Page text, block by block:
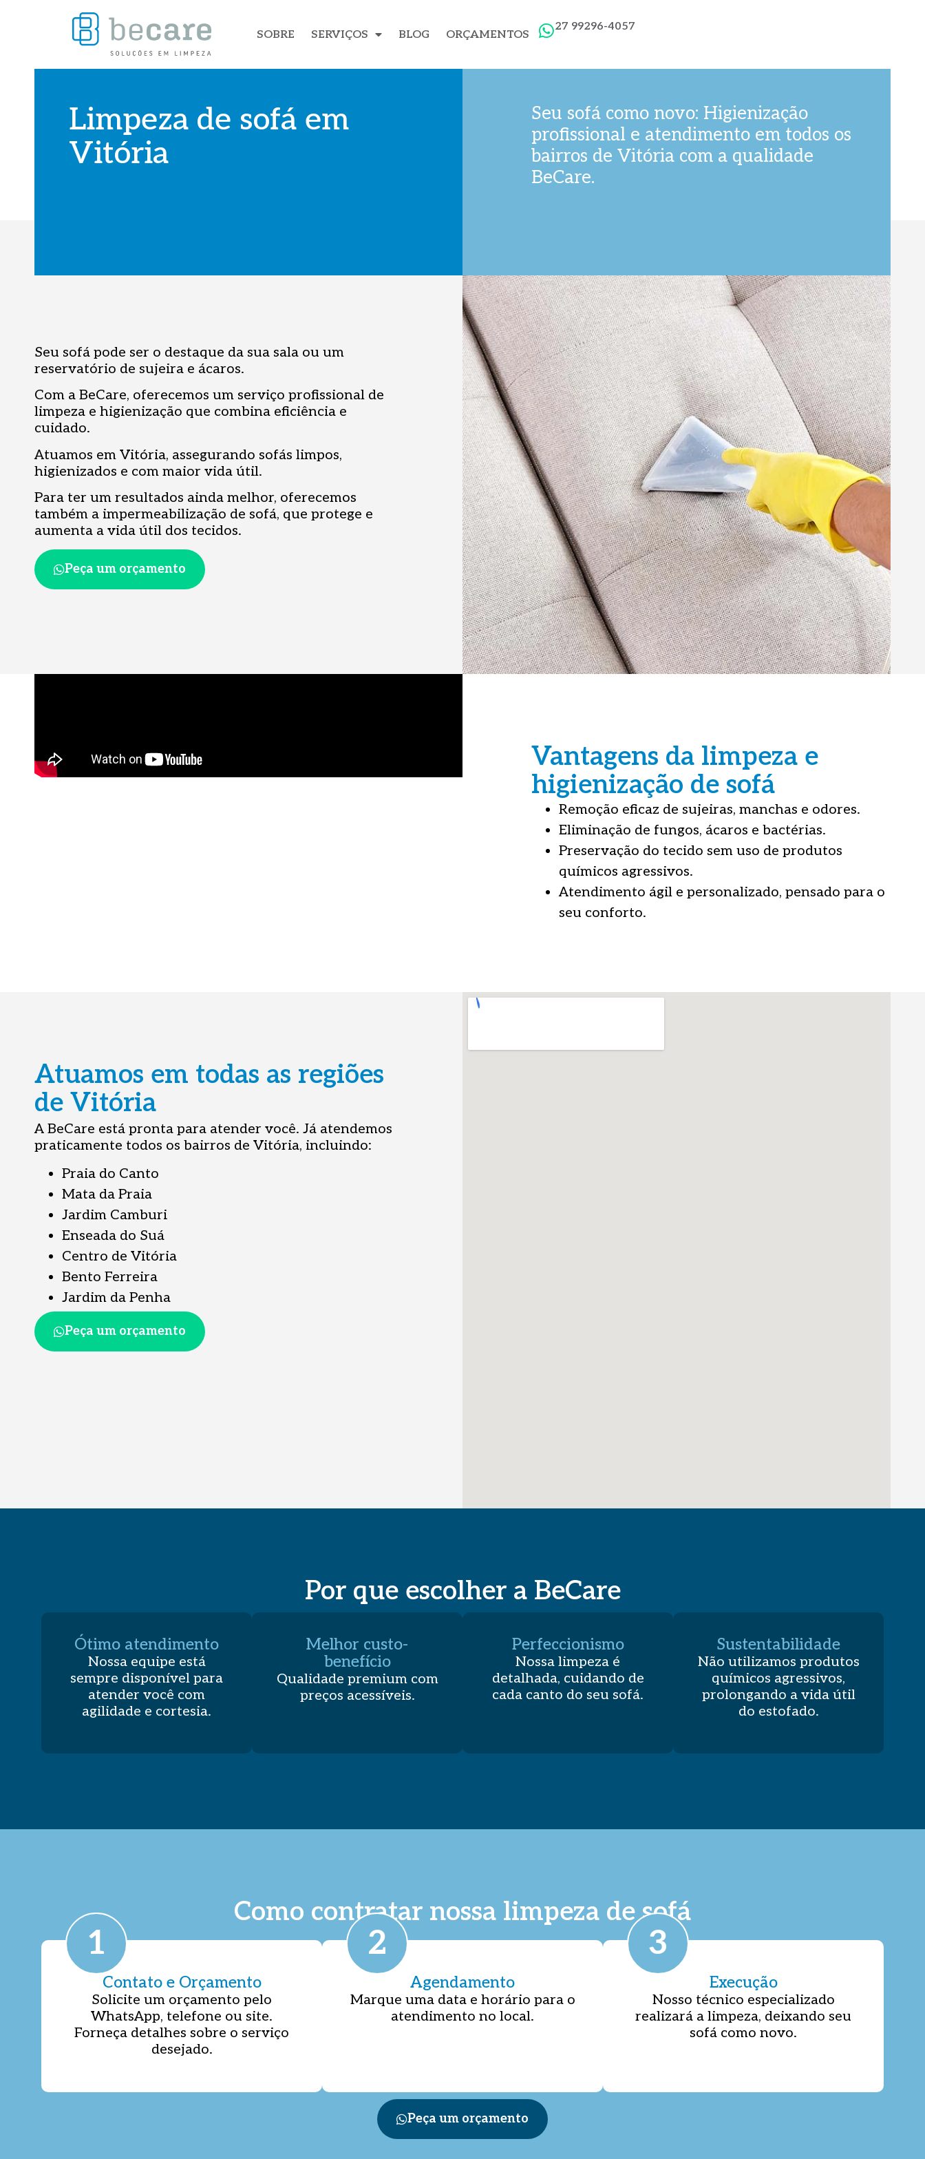
SOBRE SERVIÇOS BLOG ORÇAMENTOS
27 99296-4057
Limpeza de sofá em
Vitória
Seu sofá como novo: Higienização
profissional e atendimento em todos os
bairros de Vitória com a qualidade
BeCare.
Seu sofá pode ser o destaque da sua sala ou um
reservatório de sujeira e ácaros.
Com a BeCare, oferecemos um serviço profissional de
limpeza e higienização que combina eficiência e
cuidado.
Atuamos em Vitória, assegurando sofás limpos,
higienizados e com maior vida útil.
Para ter um resultados ainda melhor, oferecemos
também a impermeabilização de sofá, que protege e
aumenta a vida útil dos tecidos.
Peça um orçamento
Vantagens da limpeza e
higienização de sofá
Remoção eficaz de sujeiras, manchas e odores.
Eliminação de fungos, ácaros e bactérias.
Preservação do tecido sem uso de produtos
químicos agressivos.
Atendimento ágil e personalizado, pensado para o
seu conforto.
Atuamos em todas as regiões
de Vitória
A BeCare está pronta para atender você. Já atendemos
praticamente todos os bairros de Vitória, incluindo:
Praia do Canto
Mata da Praia
Jardim Camburi
Enseada do Suá
Centro de Vitória
Bento Ferreira
Jardim da Penha
Peça um orçamento
Por que escolher a BeCare
Ótimo atendimento
Nossa equipe está
sempre disponível para
atender você com
agilidade e cortesia.
Melhor custo-
benefício
Qualidade premium com
preços acessíveis.
Perfeccionismo
Nossa limpeza é
detalhada, cuidando de
cada canto do seu sofá.
Sustentabilidade
Não utilizamos produtos
químicos agressivos,
prolongando a vida útil
do estofado.
Como contratar nossa limpeza de sofá
1
Contato e Orçamento
Solicite um orçamento pelo
WhatsApp, telefone ou site.
Forneça detalhes sobre o serviço
desejado.
2
Agendamento
Marque uma data e horário para o
atendimento no local.
3
Execução
Nosso técnico especializado
realizará a limpeza, deixando seu
sofá como novo.
Peça um orçamento